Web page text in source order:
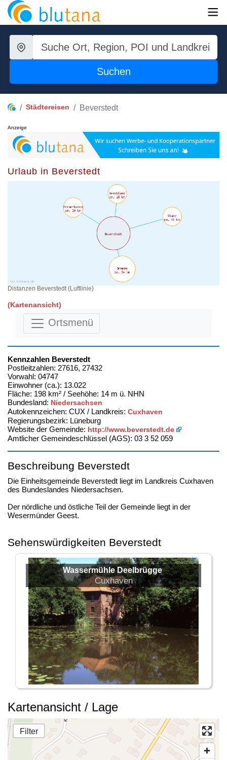
Suchen
Städtereisen Beverstedt
Anzeige
Urlaub in Beverstedt
Distanzen Beverstedt (Luftlinie)
(Kartenansicht)
Ortsmenü
Kennzahlen Beverstedt
Postleitzahlen: 27616, 27432
Vorwahl: 04747
Einwohner (ca.): 13.022
Fläche: 198 km² / Seehöhe: 14 m ü. NHN
Bundesland: Niedersachsen
Autokennzeichen: CUX / Landkreis: Cuxhaven
Regierungsbezirk: Lüneburg
Website der Gemeinde: http://www.beverstedt.de
Amtlicher Gemeindeschlüssel (AGS): 03 3 52 059
Beschreibung Beverstedt
Die Einheitsgemeinde Beverstedt liegt im Landkreis Cuxhaven
des Bundeslandes Niedersachsen.
Der nördliche und östliche Teil der Gemeinde liegt in der
Wesermünder Geest.
Sehenswürdigkeiten Beverstedt
Wassermühle Deelbrügge
Cuxhaven
Kartenansicht / Lage
Filter